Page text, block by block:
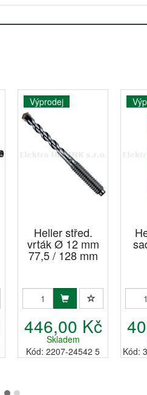
Výprodej
Heller střed.
vrták Ø 12 mm
77,5 / 128 mm
446,00 Kč
Skladem
Kód: 2207-24542 5
Kód: